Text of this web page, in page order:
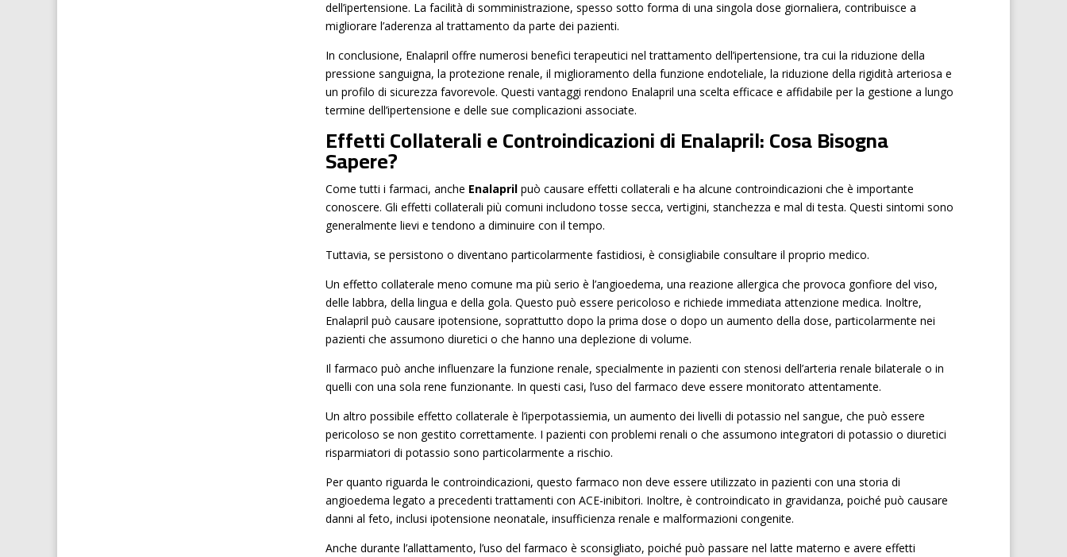
dell’ipertensione. La facilità di somministrazione, spesso sotto forma di una singola dose giornaliera, contribuisce a
migliorare l’aderenza al trattamento da parte dei pazienti.
In conclusione, Enalapril offre numerosi benefici terapeutici nel trattamento dell’ipertensione, tra cui la riduzione della
pressione sanguigna, la protezione renale, il miglioramento della funzione endoteliale, la riduzione della rigidità arteriosa e
un profilo di sicurezza favorevole. Questi vantaggi rendono Enalapril una scelta efficace e affidabile per la gestione a lungo
termine dell’ipertensione e delle sue complicazioni associate.
Effetti Collaterali e Controindicazioni di Enalapril: Cosa Bisogna
Sapere?
Come tutti i farmaci, anche Enalapril può causare effetti collaterali e ha alcune controindicazioni che è importante
conoscere. Gli effetti collaterali più comuni includono tosse secca, vertigini, stanchezza e mal di testa. Questi sintomi sono
generalmente lievi e tendono a diminuire con il tempo.
Tuttavia, se persistono o diventano particolarmente fastidiosi, è consigliabile consultare il proprio medico.
Un effetto collaterale meno comune ma più serio è l’angioedema, una reazione allergica che provoca gonfiore del viso,
delle labbra, della lingua e della gola. Questo può essere pericoloso e richiede immediata attenzione medica. Inoltre,
Enalapril può causare ipotensione, soprattutto dopo la prima dose o dopo un aumento della dose, particolarmente nei
pazienti che assumono diuretici o che hanno una deplezione di volume.
Il farmaco può anche influenzare la funzione renale, specialmente in pazienti con stenosi dell’arteria renale bilaterale o in
quelli con una sola rene funzionante. In questi casi, l’uso del farmaco deve essere monitorato attentamente.
Un altro possibile effetto collaterale è l’iperpotassiemia, un aumento dei livelli di potassio nel sangue, che può essere
pericoloso se non gestito correttamente. I pazienti con problemi renali o che assumono integratori di potassio o diuretici
risparmiatori di potassio sono particolarmente a rischio.
Per quanto riguarda le controindicazioni, questo farmaco non deve essere utilizzato in pazienti con una storia di
angioedema legato a precedenti trattamenti con ACE-inibitori. Inoltre, è controindicato in gravidanza, poiché può causare
danni al feto, inclusi ipotensione neonatale, insufficienza renale e malformazioni congenite.
Anche durante l’allattamento, l’uso del farmaco è sconsigliato, poiché può passare nel latte materno e avere effetti